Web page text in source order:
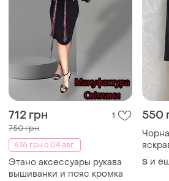
712 грн 1
750 грн
676 грн с 04 авг.
Этано аксессуары рукава
вышиванки и пояс кромка
550
S и